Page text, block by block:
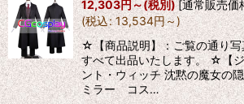
12,303円～(税別)[通常販売価
(税込: 13,534円～)
☆【商品説明】：ご覧の通り写
すべて出品いたします。 ☆【
ント・ウィッチ 沈黙の魔女の
ミラー コス…